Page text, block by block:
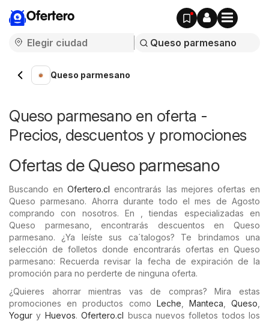
Ofertero
Queso parmesano
Queso parmesano en oferta -
Precios, descuentos y promociones
Ofertas de Queso parmesano
Buscando enOfertero.cl encontrarás las mejores ofertas en
Queso parmesano. Ahorra durante todo el mes de Agosto
comprando con nosotros. En , tiendas especializadas en
Queso parmesano, encontrarás descuentos en Queso
parmesano. ¿Ya leíste sus ca´talogos? Te brindamos una
selección de folletos donde encontrarás ofertas en Queso
parmesano: Recuerda revisar la fecha de expiración de la
promoción para no perderte de ninguna oferta.
¿Quieres ahorrar mientras vas de compras? Mira estas
promociones en productos como Leche Manteca ,Queso
Yogur y Huevos.Ofertero.cl busca nuevos folletos todos los